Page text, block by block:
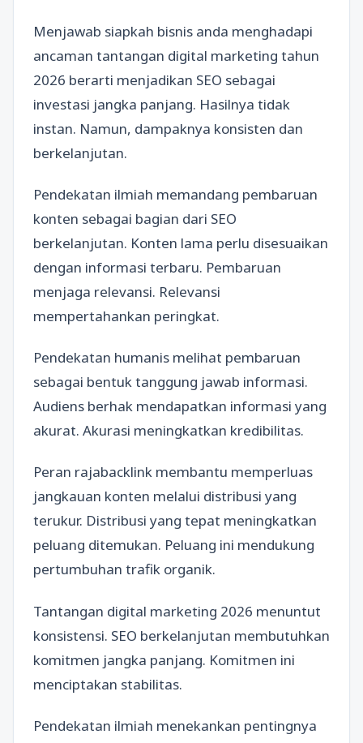
Menjawab siapkah bisnis anda menghadapi
ancaman tantangan digital marketing tahun
2026 berarti menjadikan SEO sebagai
investasi jangka panjang. Hasilnya tidak
instan. Namun, dampaknya konsisten dan
berkelanjutan.
Pendekatan ilmiah memandang pembaruan
konten sebagai bagian dari SEO
berkelanjutan. Konten lama perlu disesuaikan
dengan informasi terbaru. Pembaruan
menjaga relevansi. Relevansi
mempertahankan peringkat.
Pendekatan humanis melihat pembaruan
sebagai bentuk tanggung jawab informasi.
Audiens berhak mendapatkan informasi yang
akurat. Akurasi meningkatkan kredibilitas.
Peran rajabacklink membantu memperluas
jangkauan konten melalui distribusi yang
terukur. Distribusi yang tepat meningkatkan
peluang ditemukan. Peluang ini mendukung
pertumbuhan trafik organik.
Tantangan digital marketing 2026 menuntut
konsistensi. SEO berkelanjutan membutuhkan
komitmen jangka panjang. Komitmen ini
menciptakan stabilitas.
Pendekatan ilmiah menekankan pentingnya